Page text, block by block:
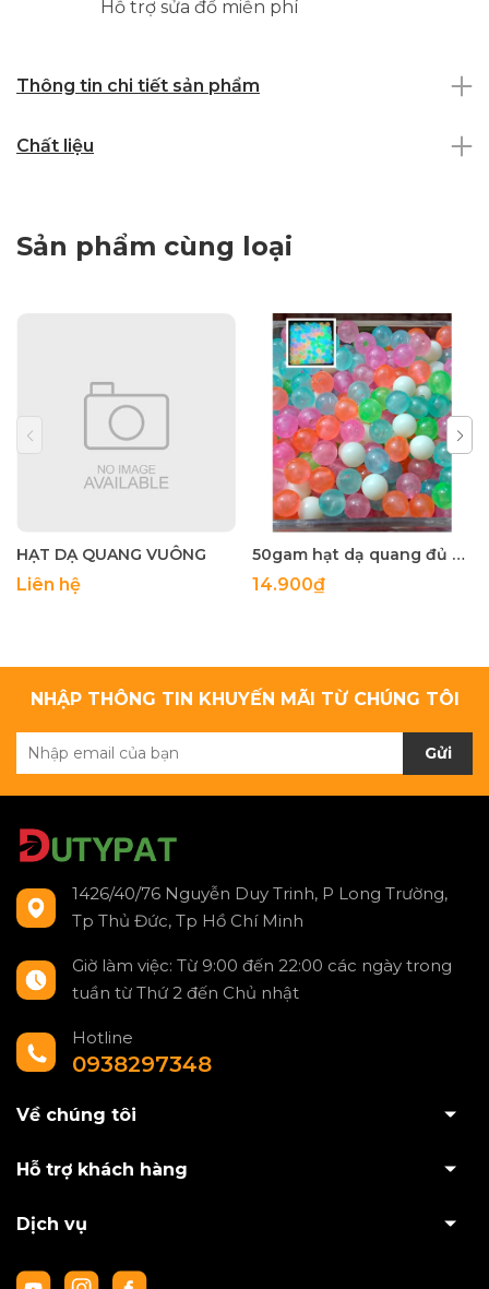
Hỗ trợ sửa đồ miễn phí
Thông tin chi tiết sản phẩm
Chất liệu
Sản phẩm cùng loại
HẠT DẠ QUANG VUÔNG
Liên hệ
50gam hạt dạ quang đủ màu 6mm, 8mm, 10mm, 12mm, hạt nhựa tròn
14.900₫
NHẬP THÔNG TIN KHUYẾN MÃI TỪ CHÚNG TÔI
Gửi
1426/40/76 Nguyễn Duy Trinh, P Long Trường,
Tp Thủ Đức, Tp Hồ Chí Minh
Giờ làm việc: Từ 9:00 đến 22:00 các ngày trong
tuần từ Thứ 2 đến Chủ nhật
Hotline
0938297348
Về chúng tôi
Hỗ trợ khách hàng
Dịch vụ